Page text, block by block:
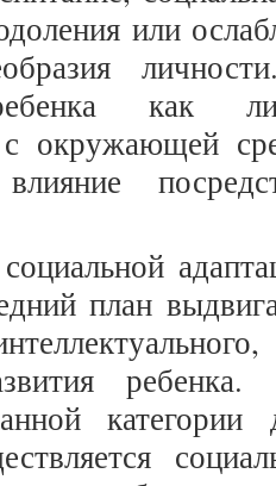
или
как
с окружающей
план